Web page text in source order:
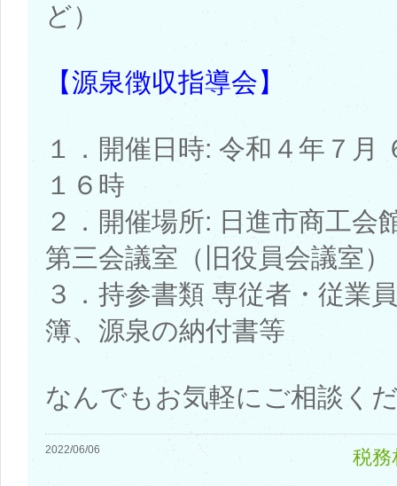
ど）
【源泉徴収指導会】
１．開催日時: 令和４年７月
１６時
２．開催場所: 日進市商工会
第三会議室（旧役員会議室）
３．持参書類 専従者・従業
簿、源泉の納付書等
なんでもお気軽にご相談く
2022/06/06 税務